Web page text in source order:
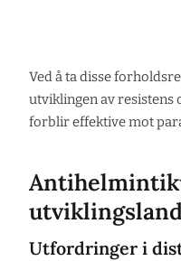
Ved å ta disse
utviklingen av resistens
forblir effektive mot
Utfordringer i